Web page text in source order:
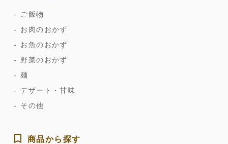
ご飯物
お肉のおかず
お魚のおかず
野菜のおかず
麺
デザート・甘味
その他
商品から探す